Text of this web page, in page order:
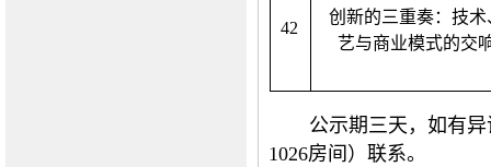
42
创新的三重奏：技术
艺与商业模式的交
公示期三天，如有
1026房间）联系。